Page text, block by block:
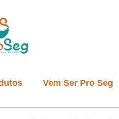
Vem Ser Pro Seg